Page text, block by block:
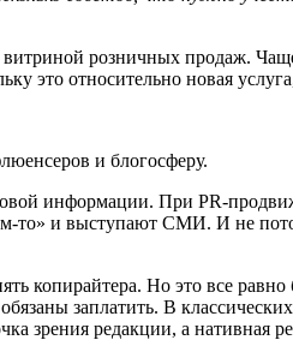
розничных продаж.
это относительно новая
и блогосферу.
информации. При PR-
то» и выступают СМИ. И не
копирайтера. Но это все равно
заплатить. В
зрения редакции, а нативная